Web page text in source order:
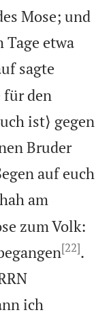
Mose; und
Tage etwa
sagte
den
ist⟩ gegen
Bruder
auf euch
am
zum Volk:
[22].
ich